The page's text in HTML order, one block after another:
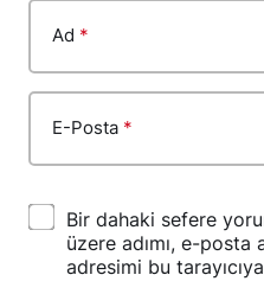
Ad *
E-Posta *
Bir dahaki sefere
üzere adımı, e-
adresimi bu